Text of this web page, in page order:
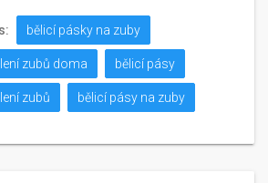
bělicí pásky na zuby
zubů doma bělicí pásy
zubů bělicí pásy na zuby